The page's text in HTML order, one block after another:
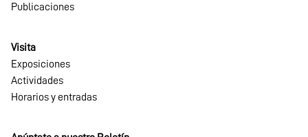
Publicaciones
Visita
Exposiciones
Actividades
Horarios y entradas